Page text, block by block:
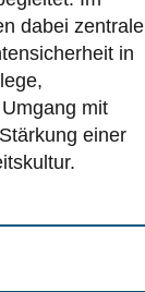
dabei zentrale
in
mit
einer